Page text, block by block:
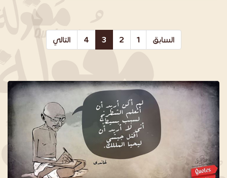
السابق 1
2
3
4 التالي